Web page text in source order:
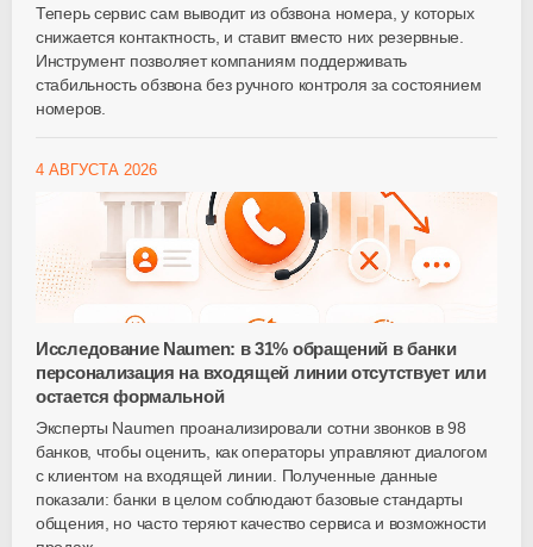
Теперь сервис сам выводит из обзвона номера, у которых
снижается контактность, и ставит вместо них резервные.
Инструмент позволяет компаниям поддерживать
стабильность обзвона без ручного контроля за состоянием
номеров.
4 АВГУСТА 2026
Исследование Naumen: в 31% обращений в банки
персонализация на входящей линии отсутствует или
остается формальной
Эксперты Naumen проанализировали сотни звонков в 98
банков, чтобы оценить, как операторы управляют диалогом
с клиентом на входящей линии. Полученные данные
показали: банки в целом соблюдают базовые стандарты
общения, но часто теряют качество сервиса и возможности